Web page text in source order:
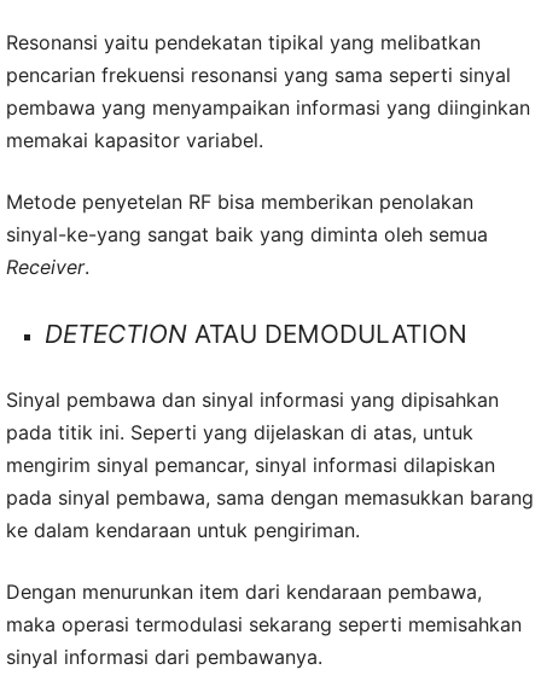
Resonansi yaitu pendekatan tipikal yang melibatkan
pencarian frekuensi resonansi yang sama seperti sinyal
pembawa yang menyampaikan informasi yang diinginkan
memakai kapasitor variabel.
Metode penyetelan RF bisa memberikan penolakan
sinyal-ke-yang sangat baik yang diminta oleh semua
Receiver.
DETECTION ATAU DEMODULATION
Sinyal pembawa dan sinyal informasi yang dipisahkan
pada titik ini. Seperti yang dijelaskan di atas, untuk
mengirim sinyal pemancar, sinyal informasi dilapiskan
pada sinyal pembawa, sama dengan memasukkan barang
ke dalam kendaraan untuk pengiriman.
Dengan menurunkan item dari kendaraan pembawa,
maka operasi termodulasi sekarang seperti memisahkan
sinyal informasi dari pembawanya.